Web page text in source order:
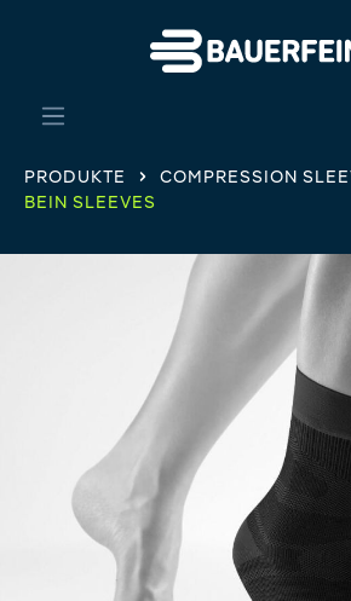
PRODUKTE
COMPRESSION
BEIN SLEEVES